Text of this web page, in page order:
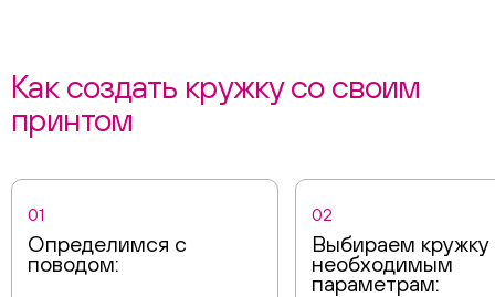
Как создать кружку со своим
принтом
01
Определимся с
поводом:
02
Выбираем кружку
необходимым
параметрам: